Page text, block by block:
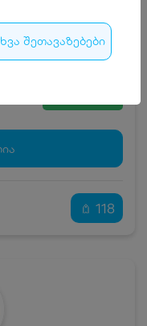
შეთავაზებები
5₾
5 ₾
0 ₾
118